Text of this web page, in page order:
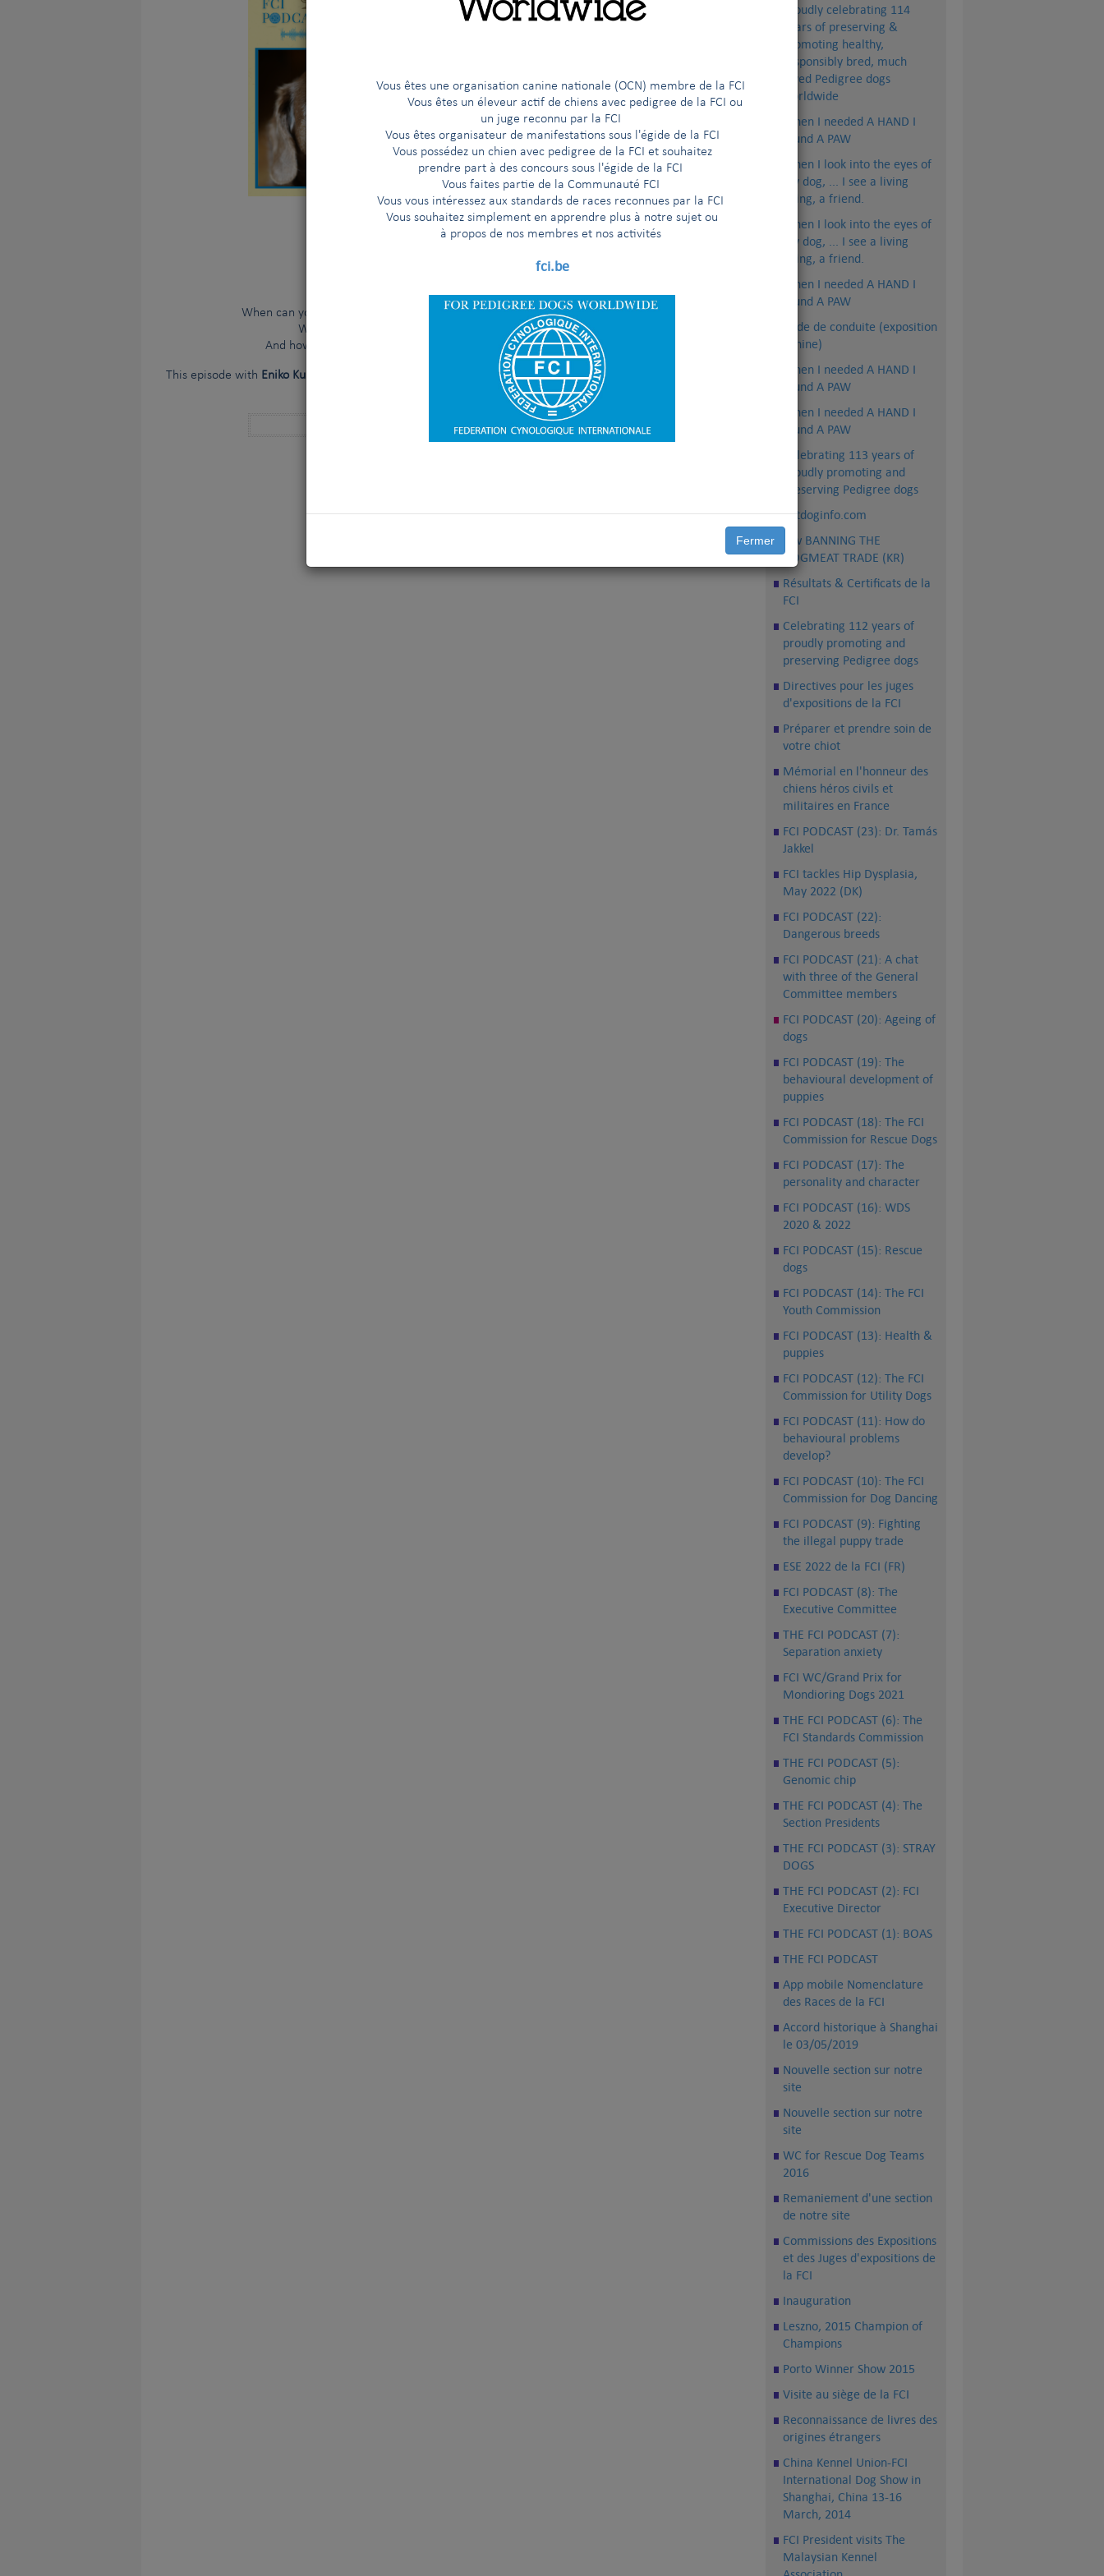
Vous êtes une organisation canine nationale (OCN) membre de la FCI
Vous êtes un éleveur actif de chiens avec pedigree de la FCI ou
un juge reconnu par la FCI
Vous êtes organisateur de manifestations sous l'égide de la FCI
Vous possédez un chien avec pedigree de la FCI et souhaitez
prendre part à des concours sous l'égide de la FCI
Vous faites partie de la Communauté FCI
Vous vous intéressez aux standards de races reconnues par la FCI
Vous souhaitez simplement en apprendre plus à notre sujet ou
à propos de nos membres et nos activités
fci.be
Fermer
Proudly celebrating 114
years of preserving &
promoting healthy,
responsibly bred, much
loved Pedigree dogs
worldwide
When I needed A HAND I
found A PAW
When I look into the eyes of
my dog, ... I see a living
being, a friend.
When I look into the eyes of
my dog, ... I see a living
being, a friend.
When I needed A HAND I
found A PAW
Code de conduite (exposition
canine)
When I needed A HAND I
found A PAW
When I needed A HAND I
found A PAW
Celebrating 113 years of
proudly promoting and
preserving Pedigree dogs
petdoginfo.com
law BANNING THE
DOGMEAT TRADE (KR)
Résultats & Certificats de la
FCI
Celebrating 112 years of
proudly promoting and
preserving Pedigree dogs
Directives pour les juges
d'expositions de la FCI
Préparer et prendre soin de
votre chiot
Mémorial en l'honneur des
chiens héros civils et
militaires en France
FCI PODCAST (23): Dr. Tamás
Jakkel
FCI tackles Hip Dysplasia,
May 2022 (DK)
FCI PODCAST (22):
Dangerous breeds
FCI PODCAST (21): A chat
with three of the General
Committee members
FCI PODCAST (20): Ageing of
dogs
FCI PODCAST (19): The
behavioural development of
puppies
FCI PODCAST (18): The FCI
Commission for Rescue Dogs
FCI PODCAST (17): The
personality and character
FCI PODCAST (16): WDS
2020 & 2022
FCI PODCAST (15): Rescue
dogs
FCI PODCAST (14): The FCI
Youth Commission
FCI PODCAST (13): Health &
puppies
FCI PODCAST (12): The FCI
Commission for Utility Dogs
FCI PODCAST (11): How do
behavioural problems
develop?
FCI PODCAST (10): The FCI
Commission for Dog Dancing
FCI PODCAST (9): Fighting
the illegal puppy trade
ESE 2022 de la FCI (FR)
FCI PODCAST (8): The
Executive Committee
THE FCI PODCAST (7):
Separation anxiety
FCI WC/Grand Prix for
Mondioring Dogs 2021
THE FCI PODCAST (6): The
FCI Standards Commission
THE FCI PODCAST (5):
Genomic chip
THE FCI PODCAST (4): The
Section Presidents
THE FCI PODCAST (3): STRAY
DOGS
THE FCI PODCAST (2): FCI
Executive Director
THE FCI PODCAST (1): BOAS
THE FCI PODCAST
App mobile Nomenclature
des Races de la FCI
Accord historique à Shanghai
le 03/05/2019
Nouvelle section sur notre
site
Nouvelle section sur notre
site
WC for Rescue Dog Teams
2016
Remaniement d'une section
de notre site
Commissions des Expositions
et des Juges d'expositions de
la FCI
Inauguration
Leszno, 2015 Champion of
Champions
Porto Winner Show 2015
Visite au siège de la FCI
Reconnaissance de livres des
origines étrangers
China Kennel Union-FCI
International Dog Show in
Shanghai, China 13-16
March, 2014
FCI President visits The
Malaysian Kennel
Ageing is inevitable, and dogs are no exception.
What exactly happens during the ageing period?
When can you label it abnormal, and what are the attributes of natural ageing?
What can you do to reduce or optimise the consequences?
And how can current scientific findings contribute to human medicine?
This episode with Eniko Kubinyi Ivaylo Iotchev presents a deep insight into the topic of
the ageing of dogs.
Spotify YouTube